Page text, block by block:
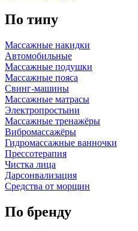
По типу
Массажные накидки
Автомобильные
Массажные подушки
Массажные пояса
Свинг-машины
Массажные матрасы
Электропростыни
Массажные тренажёры
Вибромассажёры
Гидромассажные ванночки
Прессотерапия
Чистка лица
Дарсонвализация
Средства от морщин
По бренду